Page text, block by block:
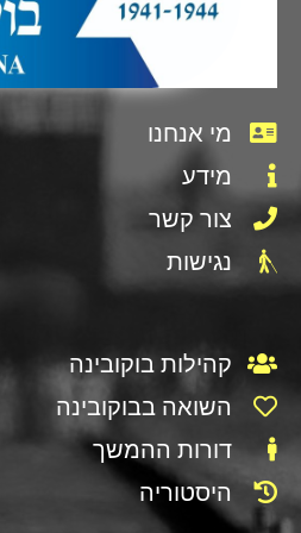
מי אנחנו
מידע
צור קשר
נגישות
קהילות בוקובינה
השואה בבוקובינה
דורות ההמשך
היסטוריה